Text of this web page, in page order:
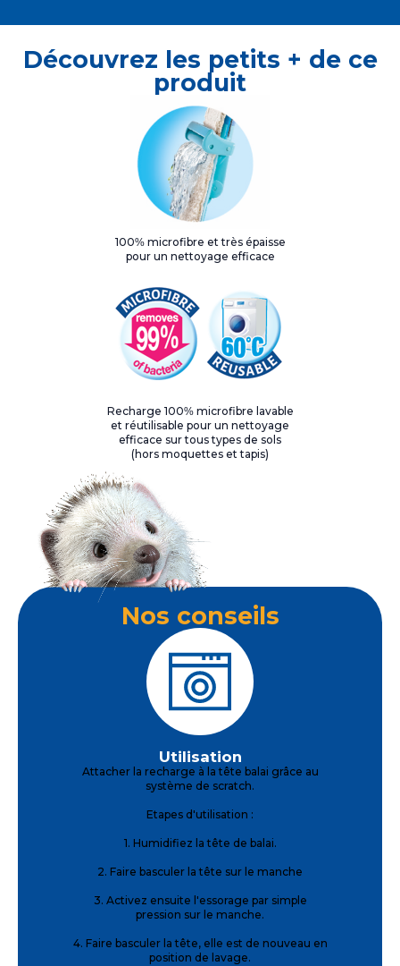
Découvrez les petits + de ce
produit
100% microfibre et très épaisse
pour un nettoyage efficace
Recharge 100% microfibre lavable
et réutilisable pour un nettoyage
efficace sur tous types de sols
(hors moquettes et tapis)
Nos conseils
Utilisation
Attacher la recharge à la tête balai grâce au
système de scratch.
Etapes d'utilisation :
1. Humidifiez la tête de balai.
2. Faire basculer la tête sur le manche
3. Activez ensuite l'essorage par simple
pression sur le manche.
4. Faire basculer la tête, elle est de nouveau en
position de lavage.